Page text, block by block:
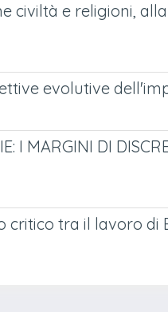
civiltà e religioni,
evolutive
I MARGINI DI
tra il lavoro di